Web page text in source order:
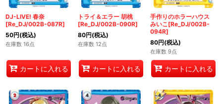
DJ-LIVE! 春奈
[Re_DJ/002B-087R]
50円(税込)
在庫数 16点
カートに入れる
トライ＆エラー 胡桃
[Re_DJ/002B-090R]
80円(税込)
在庫数 12点
カートに入れる
手作りのホラーハウス
みいこ[Re_DJ/002B-
094R]
80円(税込)
在庫数 9点
カートに入れる